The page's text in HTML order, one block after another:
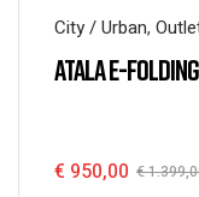
City / Urban,
ATALA E-FOLDING
€
€ 950,00